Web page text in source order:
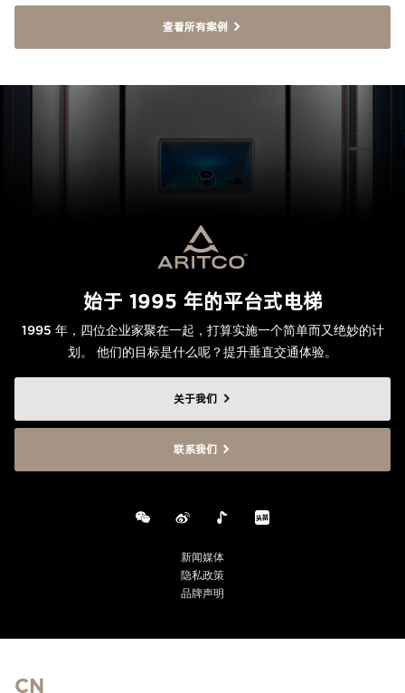
查看所有案例
始于 1995 年的平台式电梯
1995 年，四位企业家聚在一起，打算实施一个简单而又绝妙的计
划。 他们的目标是什么呢？提升垂直交通体验。
关于我们
联系我们
新闻媒体
隐私政策
品牌声明
CN